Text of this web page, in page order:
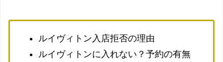
ルイヴィトン入店拒否の理由
ルイヴィトンに入れない？予約の有無